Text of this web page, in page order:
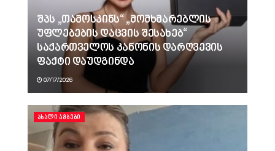
შპს „თამოსკინს“ „მომხმარებლის
უფლებების დაცვის შესახებ“
საქართველოს კანონის დარღვევის
ფაქტი დაუდგინდა
07/17/2026
ᲐᲮᲐᲚᲘ ᲐᲛᲑᲔᲑᲘ